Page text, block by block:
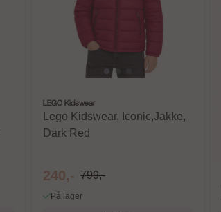
LEGO Kidswear
Lego Kidswear, Iconic,Jakke,
Dark Red
240,- 799,-
På lager